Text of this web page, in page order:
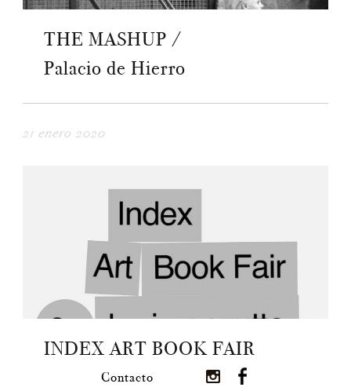
Contacto
THE MASHUP /
Palacio de Hierro
21 enero 2020
INDEX ART BOOK FAIR